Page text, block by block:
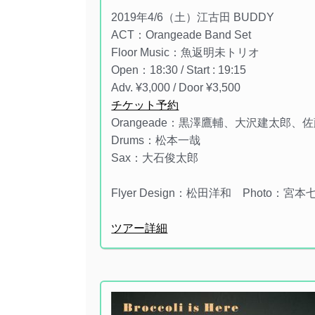
2019年4/6（土）江古田 BUDDY
ACT：Orangeade Band Set
Floor Music：魚返明未トリオ
Open：18:30 / Start : 19:15
Adv. ¥3,000 / Door ¥3,500
チケット予約
Orangeade：黒澤鷹輔、大沢建太郎、
Drums：松本一哉
Sax：大石俊太郎
Flyer Design：松田洋和 Photo：宮本
ツアー詳細